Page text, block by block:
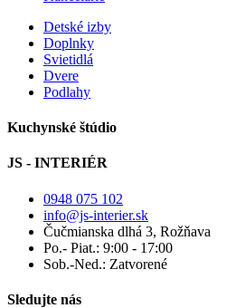
Detské izby
Doplnky
Svietidlá
Dvere
Podlahy
Kuchynské štúdio
JS - INTERIÉR
0948 075 102
info@js-interier.sk
Čučmianska dlhá 3, Rožňava
Po.- Piat.: 9:00 - 17:00
Sob.-Ned.: Zatvorené
Sledujte nás